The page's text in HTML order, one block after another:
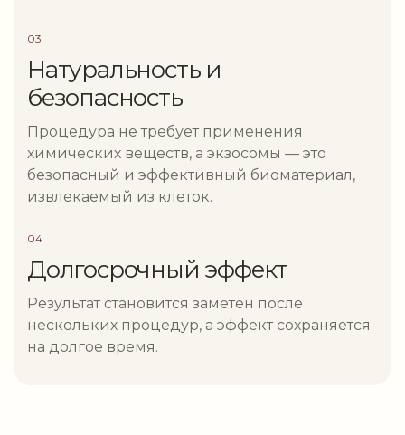
03
Натуральность и
безопасность
Процедура не требует применения
химических веществ, а экзосомы — это
безопасный и эффективный биоматериал,
извлекаемый из клеток.
04
Долгосрочный эффект
Результат становится заметен после
нескольких процедур, а эффект сохраняется
на долгое время.